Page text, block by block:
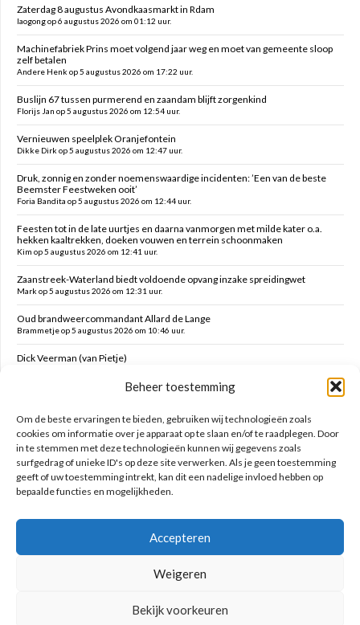
Beheer toestemming
Om de beste ervaringen te bieden, gebruiken wij technologieën zoals
cookies om informatie over je apparaat op te slaan en/of te raadplegen. Door
in te stemmen met deze technologieën kunnen wij gegevens zoals
surfgedrag of unieke ID's op deze site verwerken. Als je geen toestemming
geeft of uw toestemming intrekt, kan dit een nadelige invloed hebben op
bepaalde functies en mogelijkheden.
Accepteren
Weigeren
Bekijk voorkeuren
Zaterdag 8 augustus Avondkaasmarkt in Rdam
laogong op 6 augustus 2026 om 01:12 uur.
Machinefabriek Prins moet volgend jaar weg en moet van gemeente sloop
zelf betalen
Andere Henk op 5 augustus 2026 om 17:22 uur.
Buslijn 67 tussen purmerend en zaandam blijft zorgenkind
Florijs Jan op 5 augustus 2026 om 12:54 uur.
Vernieuwen speelplek Oranjefontein
Dikke Dirk op 5 augustus 2026 om 12:47 uur.
Druk, zonnig en zonder noemenswaardige incidenten: ’Een van de beste
Beemster Feestweken ooit’
Foria Bandita op 5 augustus 2026 om 12:44 uur.
Feesten tot in de late uurtjes en daarna vanmorgen met milde kater o.a.
hekken kaaltrekken, doeken vouwen en terrein schoonmaken
Kim op 5 augustus 2026 om 12:41 uur.
Zaanstreek-Waterland biedt voldoende opvang inzake spreidingwet
Mark op 5 augustus 2026 om 12:31 uur.
Oud brandweercommandant Allard de Lange
Brammetje op 5 augustus 2026 om 10:46 uur.
Dick Veerman (van Pietje)
Volendam zoekt oppassers voor jonge kinderen tijdens kermis
Zoeken op deze site